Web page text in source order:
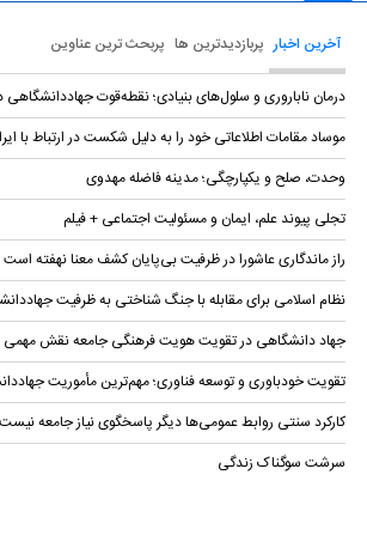
آخرین اخبار پربازدیدترین ها پربحث ترین عناوین
درمان ناباروری و سلول‌های بنیادی؛ نقطه‌قوت
موساد مقامات اطلاعاتی خود را به دلیل شکست در ارتباط با
وحدت، صلح و یکپارچگی؛ مدینه فاضله مهدوی
تجلی پیوند علم، ایمان و مسئولیت اجتماعی + فیلم
راز ماندگاری عاشورا در ظرفیت بی‌پایان کشف معنا نهفته است
نظام اسلامی برای مقابله با جنگ شناختی به ظرفیت
جهاد دانشگاهی در تقویت هویت فرهنگی جامعه نقش مهمی
تقویت خودباوری و توسعه فناوری؛ مهم‌ترین مأموریت
کارکرد سنتی روابط عمومی‌ها دیگر پاسخگوی نیاز جامعه نیست
سرشت سوگناک زندگی